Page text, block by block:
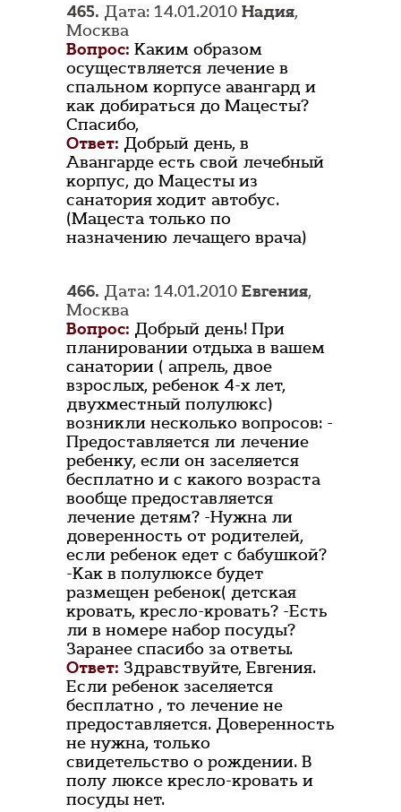
465. Дата: 14.01.2010 Надия,
Москва
Вопрос: Каким образом
осуществляется лечение в
спальном корпусе авангард и
как добираться до Мацесты?
Спасибо,
Ответ: Добрый день, в
Авангарде есть свой лечебный
корпус, до Мацесты из
санатория ходит автобус.
(Мацеста только по
назначению лечащего врача)
466. Дата: 14.01.2010 Евгения,
Москва
Вопрос: Добрый день! При
планировании отдыха в вашем
санатории ( апрель, двое
взрослых, ребенок 4-х лет,
двухместный полулюкс)
возникли несколько вопросов: -
Предоставляется ли лечение
ребенку, если он заселяется
бесплатно и с какого возраста
вообще предоставляется
лечение детям? -Нужна ли
доверенность от родителей,
если ребенок едет с бабушкой?
-Как в полулюксе будет
размещен ребенок( детская
кровать, кресло-кровать? -Есть
ли в номере набор посуды?
Заранее спасибо за ответы.
Ответ: Здравствуйте, Евгения.
Если ребенок заселяется
бесплатно , то лечение не
предоставляется. Доверенность
не нужна, только
свидетельство о рождении. В
полу люксе кресло-кровать и
посуды нет.